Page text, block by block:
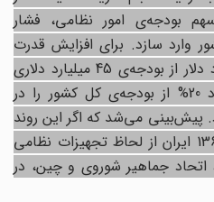
بودجه‌ی امور نظامی، فشار
سازد. برای افزایش قدرت
نظامیان ایران شاه 3/9 میلیارد دلار از بودجه‌ی 45 میلیارد دلاری
سال 1355- 1356 یعنی حدود 20% از بودجه‌ی کل کشور را در
می‌شد که اگر این روند
ادامه یابد احتمالاً در دهه‌ی 1360 ایران از لحاظ تجهیزات نظامی
جماهیر شوروی و چین، در